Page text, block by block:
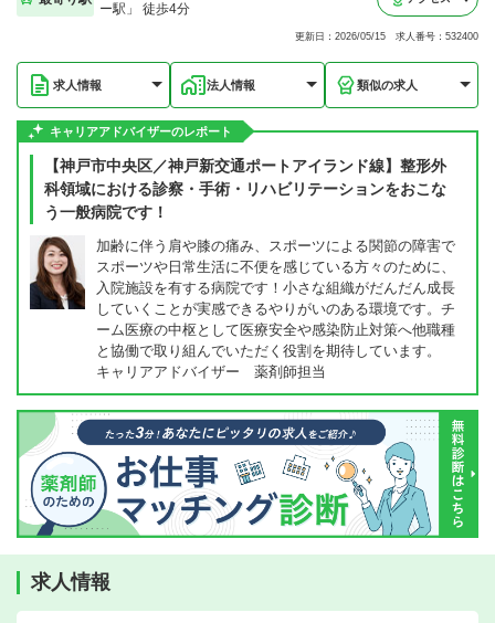
ー駅」 徒歩4分
更新日：2026/05/15 求人番号：532400
求人情報 法人情報 類似の求人
キャリアアドバイザーのレポート
【神戸市中央区／神戸新交通ポートアイランド線】整形外
科領域における診察・手術・リハビリテーションをおこな
う一般病院です！
加齢に伴う肩や膝の痛み、スポーツによる関節の障害で
スポーツや日常生活に不便を感じている方々のために、
入院施設を有する病院です！小さな組織がだんだん成長
していくことが実感できるやりがいのある環境です。チ
ーム医療の中枢として医療安全や感染防止対策へ他職種
と協働で取り組んでいただく役割を期待しています。
キャリアアドバイザー 薬剤師担当
求人情報